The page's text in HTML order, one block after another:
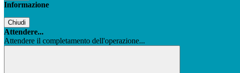
Informazione
Chiudi
Attendere...
Attendere il completamento dell'operazione...